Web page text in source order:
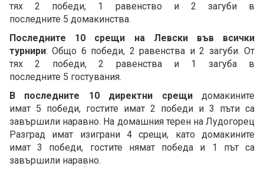
тях 2 победи, 1 равенство и 2 загуби в
последните 5 домакинства.
Последните 10 срещи на Левски във всички
турнири: Общо 6 победи, 2 равенства и 2 загуби. От
тях 2 победи, 2 равенства и 1 загуба в
последните 5 гостувания.
В последните 10 директни срещидомакините
имат 5 победи, гостите имат 2 победи и 3 пъти са
завършили наравно. На домашния терен на Лудогорец
Разград имат изиграни 4 срещи, като домакините
имат 3 победи, гостите нямат победа и 1 път са
завършили наравно.